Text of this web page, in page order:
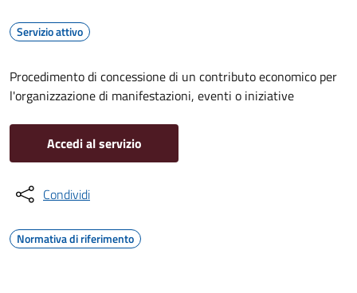
Servizio attivo
Procedimento di concessione di un contributo economico per
l'organizzazione di manifestazioni, eventi o iniziative
Accedi al servizio
Condividi
Normativa di riferimento